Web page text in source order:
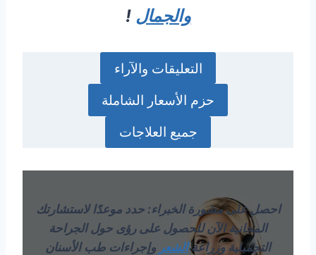
والجمال !
التعليقات والآراء
حزم الأسعار الشاملة
جميع العلاجات
احصل على مشورة الخبراء: حدد موعدًا لاستشارتك
المجانية الآن للحصول على رؤى حول الجراحة
التجميلية وزراعةالشعر وإجراءات طب الأسنان